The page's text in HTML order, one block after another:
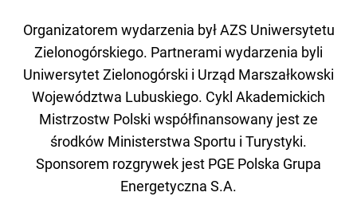
Organizatorem wydarzenia był AZS Uniwersytetu
Zielonogórskiego. Partnerami wydarzenia byli
Uniwersytet Zielonogórski i Urząd Marszałkowski
Województwa Lubuskiego. Cykl Akademickich
Mistrzostw Polski współfinansowany jest ze
środków Ministerstwa Sportu i Turystyki.
Sponsorem rozgrywek jest PGE Polska Grupa
Energetyczna S.A.